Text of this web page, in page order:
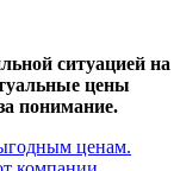
ситуацией на
цены
понимание.